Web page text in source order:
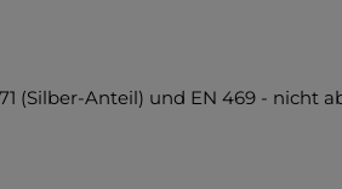
(Silber-Anteil) und EN 469 - nicht